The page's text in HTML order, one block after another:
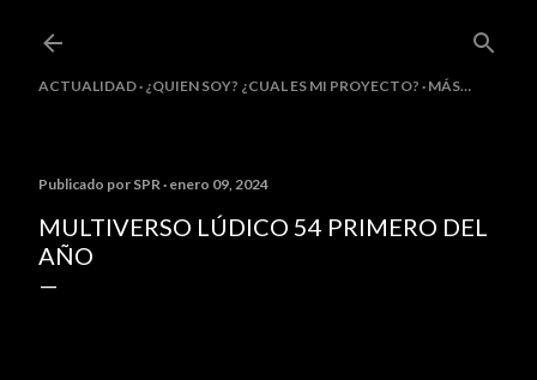
ACTUALIDAD ¿QUIEN SOY? ¿CUAL ES MI PROYECTO? MÁS…
Publicado por SPR enero 09, 2024
MULTIVERSO LÚDICO 54 PRIMERO DEL
AÑO